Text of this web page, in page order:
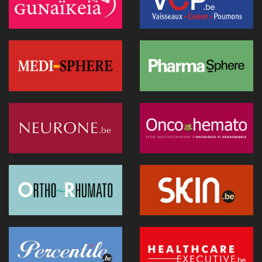
26 juin 2026 - 08:58
Recip-e veut devenir l'interlocuteur des prestataires dans la
Les exosquelettes arrivent en consultation : ce que les
médecins doivent savoir
Une innovation simplifie la chirurgie fœtale des hernies
24 juin 2026 - 08:52